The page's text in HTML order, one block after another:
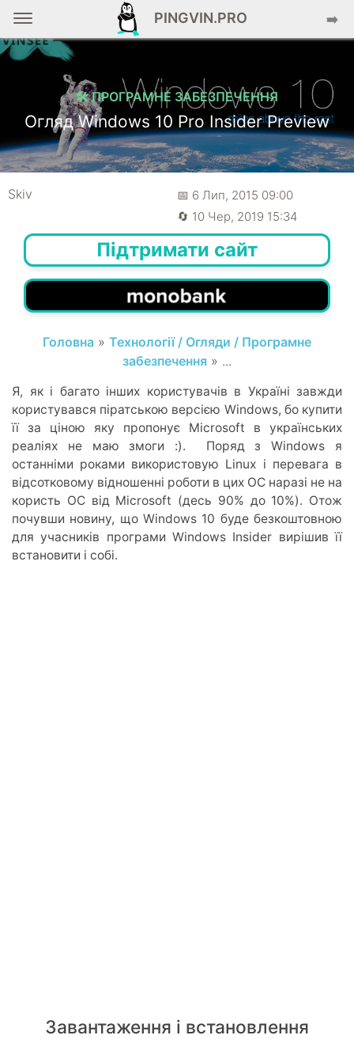
PINGVIN.PRO ➡️
🛠️ ПРОГРАМНЕ ЗАБЕЗПЕЧЕННЯ
Огляд Windows 10 Pro Insider Preview
Skiv
📅 6 Лип, 2015 09:00
🔄 10 Чер, 2019 15:34
Підтримати сайт
Головна » Технології / Огляди / Програмне
забезпечення » ...
Я, як і багато інших користувачів в Україні завжди
користувався піратською версією Windows, бо купити
її за ціною яку пропонує Microsoft в українських
реаліях не маю змоги :). Поряд з Windows я
останніми роками використовую Linux і перевага в
відсотковому відношенні роботи в цих ОС наразі не на
користь ОС від Microsoft (десь 90% до 10%). Отож
почувши новину, що Windows 10 буде безкоштовною
для учасників програми Windows Insider вирішив її
встановити і собі.
Завантаження і встановлення